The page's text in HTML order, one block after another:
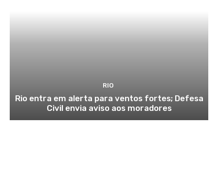
RIO
Rio entra em alerta para ventos fortes; Defesa
Civil envia aviso aos moradores